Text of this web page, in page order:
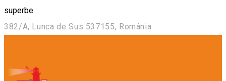
superbe.
382/A, Lunca de Sus 537155, România